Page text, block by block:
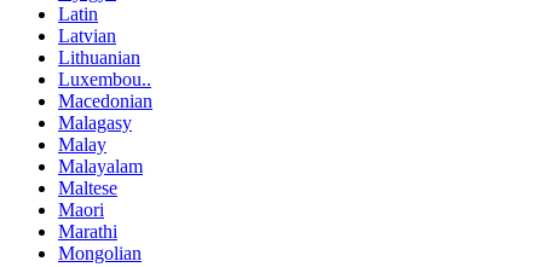
Latin
Latvian
Lithuanian
Luxembou..
Macedonian
Malagasy
Malay
Malayalam
Maltese
Maori
Marathi
Mongolian